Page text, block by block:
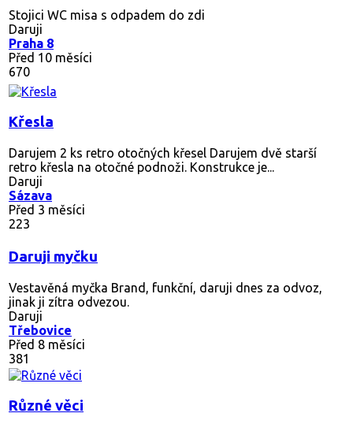
Stojici WC misa s odpadem do zdi
Daruji
Praha 8
Před 10 měsíci
670
Křesla
Darujem 2 ks retro otočných křesel Darujem dvě starší
retro křesla na otočné podnoži. Konstrukce je...
Daruji
Sázava
Před 3 měsíci
223
Daruji myčku
Vestavěná myčka Brand, funkční, daruji dnes za odvoz,
jinak ji zítra odvezou.
Daruji
Třebovice
Před 8 měsíci
381
Různé věci